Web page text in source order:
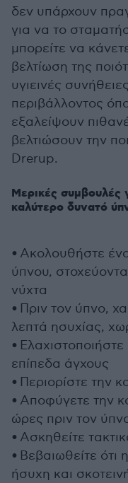
δεν υπάρχουν
για να το
μπορείτε να
βελτίωση της
υγιεινές
περιβάλλοντος
εξαλείψουν
βελτιώσουν την
Drerup.
Μερικές συμβουλές
καλύτερο δυνατό
• Ακολουθήστε
ύπνου,
νύχτα
• Πριν τον ύπνο,
λεπτά ησυχίας,
• Ελαχιστοποιήστε
επίπεδα άγχους
• Περιορίστε την
• Αποφύγετε την
ώρες πριν τον
• Ασκηθείτε
• Βεβαιωθείτε
ήσυχη και